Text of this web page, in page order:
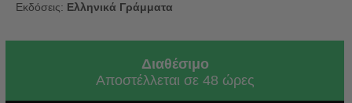
Εκδόσεις: Ελληνικά Γράμματα
Διαθέσιμο
Αποστέλλεται σε 48 ώρες